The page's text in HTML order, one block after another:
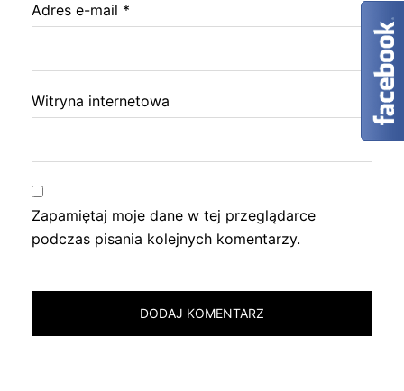
Adres e-mail *
Witryna internetowa
Zapamiętaj moje dane w tej przeglądarce
podczas pisania kolejnych komentarzy.